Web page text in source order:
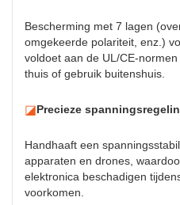
Bescherming met 7 lagen
omgekeerde polariteit, enz.)
voldoet aan de UL/CE-
thuis of gebruik buitenshuis.
◪Precieze
Handhaaft een
apparaten en drones,
elektronica beschadigen
voorkomen.